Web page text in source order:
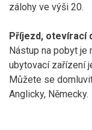
zálohy ve výši 20.
Příjezd, otevírací
Nástup na pobyt je
ubytovací zařízení
Můžete se
Anglicky, Německy.